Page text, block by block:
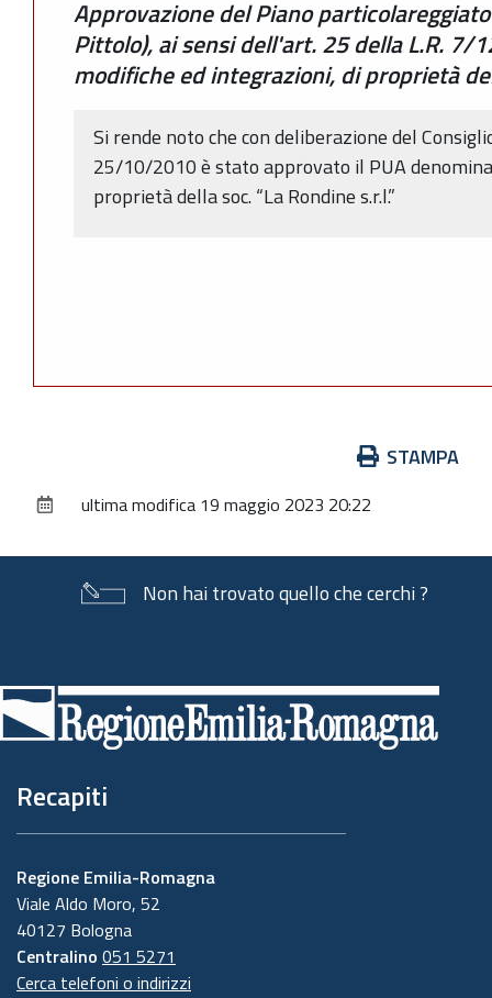
Approvazione del Piano
Pittolo), ai sensi dell'art. 25 della L.R. 7/
modifiche ed integrazioni, di proprietà
Si rende noto che con deliberazione del
25/10/2010 è stato approvato il PUA
proprietà della soc. “La Rondine s.r.l.”
documento
STAMPA
ultima modifica 19 maggio 2023 20:22
Non hai trovato quello che cerchi ?
di
pagina
Recapiti
Regione Emilia-Romagna
Viale Aldo Moro, 52
40127 Bologna
Centralino 051 5271
Cerca telefoni o indirizzi